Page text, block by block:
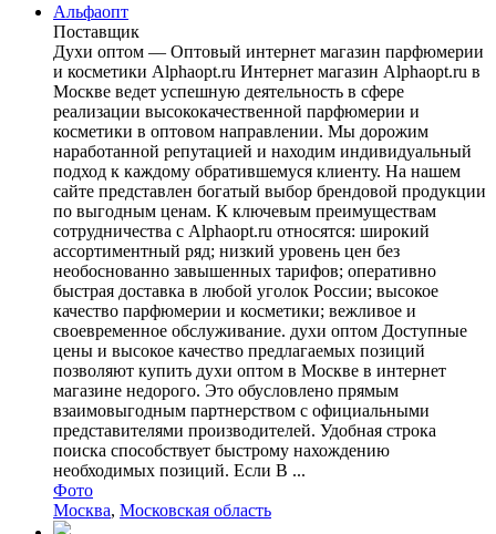
Альфаопт
Поставщик
Духи оптом — Оптовый интернет магазин парфюмерии
и косметики Alphaopt.ru Интернет магазин Alphaopt.ru в
Москве ведет успешную деятельность в сфере
реализации высококачественной парфюмерии и
косметики в оптовом направлении. Мы дорожим
наработанной репутацией и находим индивидуальный
подход к каждому обратившемуся клиенту. На нашем
сайте представлен богатый выбор брендовой продукции
по выгодным ценам. К ключевым преимуществам
сотрудничества с Alphaopt.ru относятся: широкий
ассортиментный ряд; низкий уровень цен без
необоснованно завышенных тарифов; оперативно
быстрая доставка в любой уголок России; высокое
качество парфюмерии и косметики; вежливое и
своевременное обслуживание. духи оптом Доступные
цены и высокое качество предлагаемых позиций
позволяют купить духи оптом в Москве в интернет
магазине недорого. Это обусловлено прямым
взаимовыгодным партнерством с официальными
представителями производителей. Удобная строка
поиска способствует быстрому нахождению
необходимых позиций. Если В ...
Фото
Москва, Московская область